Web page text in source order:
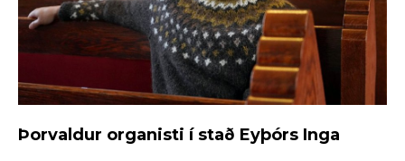
Þorvaldur organisti í stað Eyþórs Inga